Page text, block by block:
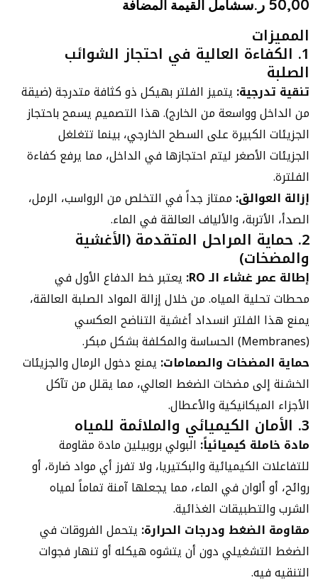
50,00 ر.سشامل القيمة المضافة
المميزات
1. الكفاءة العالية في احتجاز الشوائب
الصلبة
تنقية تدرجية: يتميز الفلتر بهيكل ذو كثافة متدرجة (ضيقة
من الداخل وواسعة من الخارج). هذا التصميم يسمح باحتجاز
الجزيئات الكبيرة على السطح الخارجي، بينما تتغلغل
الجزيئات الأصغر ليتم احتجازها في الداخل، مما يرفع كفاءة
الفلترة.
إزالة العوالق: ممتاز جداً في التخلص من الرواسب، الرمل،
الصدأ، الأتربة، والألياف العالقة في الماء.
2. حماية المراحل المتقدمة (الأغشية
والمضخات)
إطالة عمر غشاء الـ RO:
يعتبر خط الدفاع الأول في
محطات تحلية المياه. من خلال إزالة المواد الصلبة العالقة،
يمنع هذا الفلتر انسداد أغشية التناضح العكسي
(Membranes) الحساسة والمكلفة بشكل مبكر.
حماية المضخات والصمامات: يمنع دخول الرمال والجزيئات
الخشنة إلى مضخات الضغط العالي، مما يقلل من تآكل
الأجزاء الميكانيكية والأعطال.
3. الأمان الكيميائي والملائمة للمياه
مادة خاملة كيميائياً: البولي بروبيلين مادة مقاومة
للتفاعلات الكيميائية والبكتيريا، ولا تفرز أي مواد ضارة، أو
روائح، أو ألوان في الماء، مما يجعلها آمنة تماماً لمياه
الشرب والتطبيقات الغذائية.
مقاومة الضغط ودرجات الحرارة: يتحمل الفروقات في
الضغط التشغيلي دون أن يتشوه هيكله أو تنهار فجوات
التنقيه فيه.